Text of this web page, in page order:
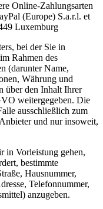
Online-Zahlungsarten
(Europe) S.a.r.l. et
Luxemburg
bei der Sie in
Rahmen des
(darunter Name,
Währung und
über den Inhalt Ihrer
weitergegeben. Die
ausschließlich zum
und nur insoweit,
in Vorleistung gehen,
bestimmte
Hausnummer,
Telefonnummer,
anzugeben.